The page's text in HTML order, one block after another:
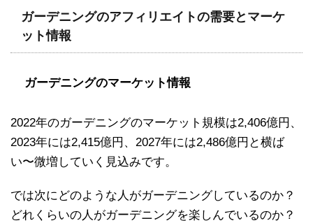
ガーデニングのアフィリエイトの需要とマーケ
ット情報
ガーデニングのマーケット情報
2022年のガーデニングのマーケット規模は2,406億円、
2023年には2,415億円、2027年には2,486億円と横ば
い〜微増していく見込みです。
では次にどのような人がガーデニングしているのか？
どれくらいの人がガーデニングを楽しんでいるのか？